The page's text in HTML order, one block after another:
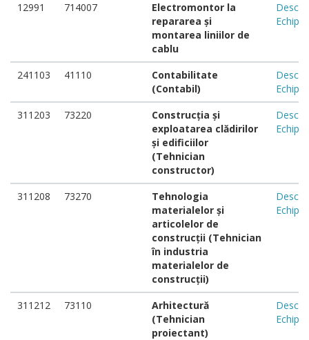
12991 714007
Electromontor la
repararea şi
montarea liniilor de
cablu
241103 41110
Contabilitate
(Contabil)
311203
73220
Construcția și
exploatarea clădirilor
și edificiilor
(Tehnician
constructor)
311208 73270
Tehnologia
materialelor și
articolelor de
construcții (Tehnician
în industria
materialelor de
construcții)
311212 73110
Arhitectură
(Tehnician
proiectant)